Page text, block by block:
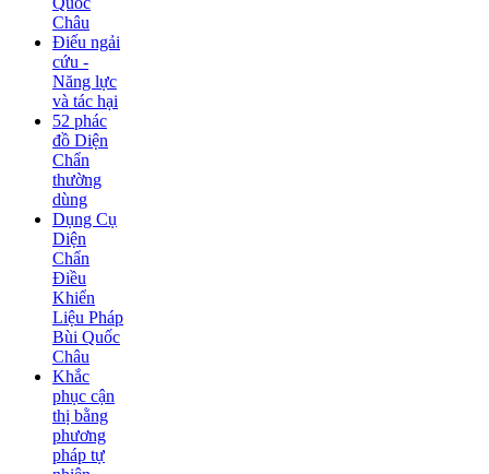
Châu
Điếu ngải
cứu -
Năng lực
và tác hại
52 phác
đồ Diện
Chẩn
thường
dùng
Dụng Cụ
Diện
Chẩn
Điều
Khiển
Liệu Pháp
Bùi Quốc
Châu
Khắc
phục cận
thị bằng
phương
pháp tự